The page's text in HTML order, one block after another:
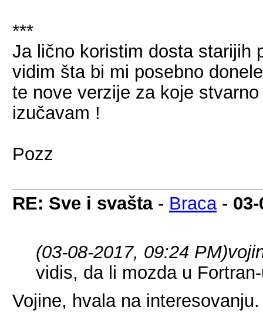
***
Ja lično koristim dosta starijih
vidim šta bi mi posebno donele
te nove verzije za koje
izučavam !
Pozz
RE: Sve i svašta- Braca-
(03-08-2017, 09:24 PM)
vidis, da li mozda u
Vojine, hvala na interesovanju.